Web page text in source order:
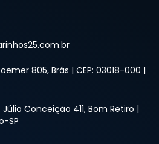
805, Brás | CEP: 03018-000 |
Júlio Conceição 411, Bom Retiro |
SP